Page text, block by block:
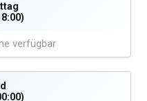
verfügbar